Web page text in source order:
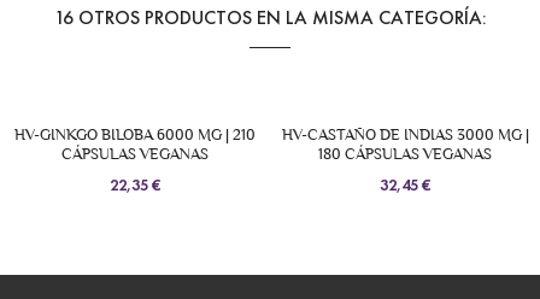
16 OTROS PRODUCTOS EN LA MISMA CATEGORÍA:
HV-GINKGO BILOBA 6000 MG | 210
CÁPSULAS VEGANAS
22,35 €
HV-CASTAÑO DE INDIAS 3000 MG |
180 CÁPSULAS VEGANAS
32,45 €